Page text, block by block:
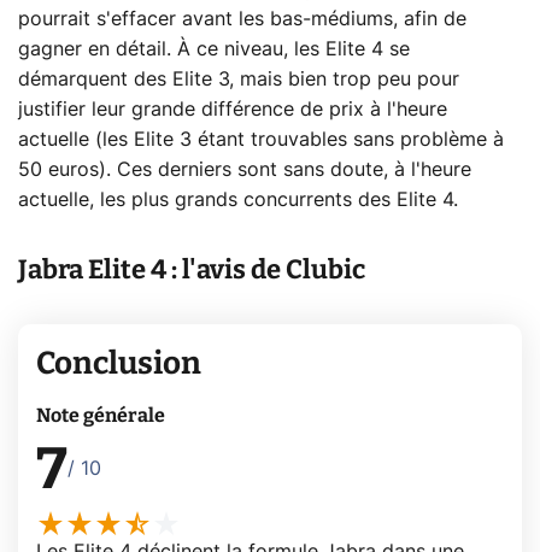
pourrait s'effacer avant les bas-médiums, afin de
gagner en détail. À ce niveau, les Elite 4 se
démarquent des Elite 3, mais bien trop peu pour
justifier leur grande différence de prix à l'heure
actuelle (les Elite 3 étant trouvables sans problème à
50 euros). Ces derniers sont sans doute, à l'heure
actuelle, les plus grands concurrents des Elite 4.
Jabra Elite 4 : l'avis de Clubic
Conclusion
Note générale
7/ 10